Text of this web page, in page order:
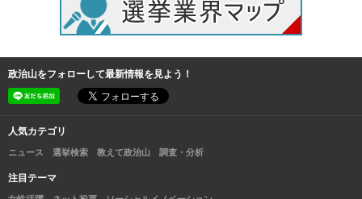
政治山をフォローして最新情報を見よう！
人気カテゴリ
ニュース 選挙検索 教えて政治山 調査・分析
注目テーマ